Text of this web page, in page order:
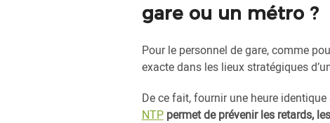
gare ou un métro ?
Pour le personnel de gare, comme
exacte dans les lieux stratégiques
De ce fait, fournir une heure
NTP permet de prévenir les retards,